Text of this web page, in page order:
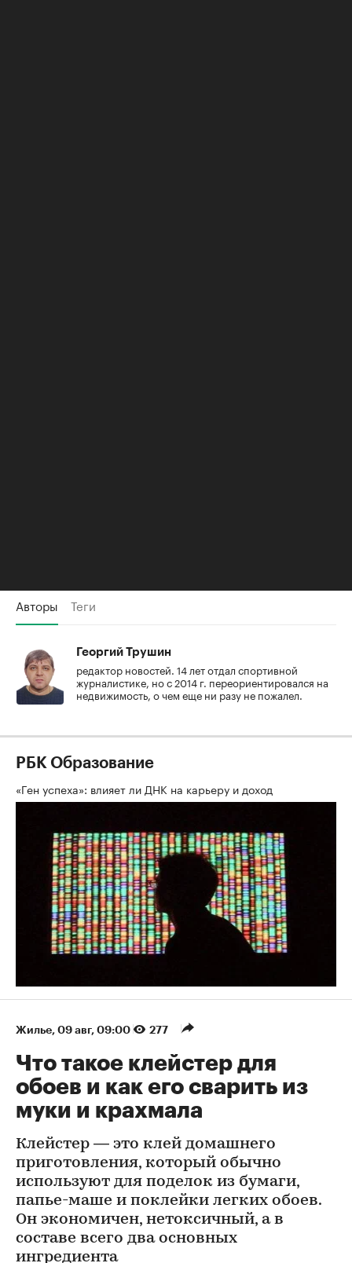
Авторы Теги
Георгий Трушин
редактор новостей. 14 лет отдал спортивной
журналистике, но с 2014 г. переориентировался на
недвижимость, о чем еще ни разу не пожалел.
РБК Образование
«Ген успеха»: влияет ли ДНК на карьеру и доход
Жилье⁠, 09 авг, 09:00 277
Что такое клейстер для
обоев и как его сварить из
муки и крахмала
Клейстер — это клей домашнего
приготовления, который обычно
используют для поделок из бумаги,
папье-маше и поклейки легких обоев.
Он экономичен, нетоксичный, а в
составе всего два основных
ингредиента